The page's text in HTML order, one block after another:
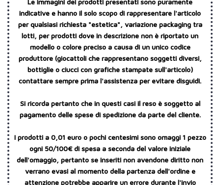
indicative e hanno il solo scopo di rappresentare l'articolo
per qualsiasi richiesta "estetica", variazione packaging tra
lotti, per prodotti dove in descrizione non è riportato un
modello o colore preciso a causa di un unico codice
produttore (giocattoli che rappresentano soggetti diversi,
bottiglie o ciucci con grafiche stampate sull'articolo)
contattare sempre prima l'assistenza per evitare disguidi.
Si ricorda pertanto che in questi casi il reso è soggetto al
pagamento delle spese di spedizione da parte del cliente.
I prodotti a 0,01 euro o pochi centesimi sono omaggi 1 pezzo
ogni 50/100€ di spesa a seconda del valore iniziale
dell'omaggio, pertanto se inseriti non avendone diritto non
verrano evasi al momento della partenza dell'ordine e
attenzione potrebbe apparire un errore durante l'invio